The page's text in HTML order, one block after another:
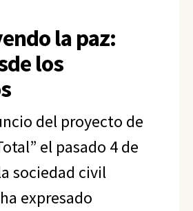
la paz:
los
del proyecto de
el pasado 4 de
sociedad civil
expresado